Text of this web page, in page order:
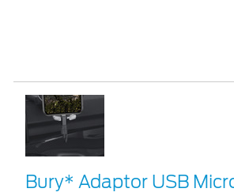
Bury* Adaptor USB